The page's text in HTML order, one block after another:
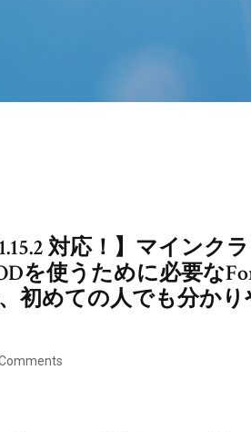
1.15.2 対応！】マイン
を使うために必要な
初めての人でも分か